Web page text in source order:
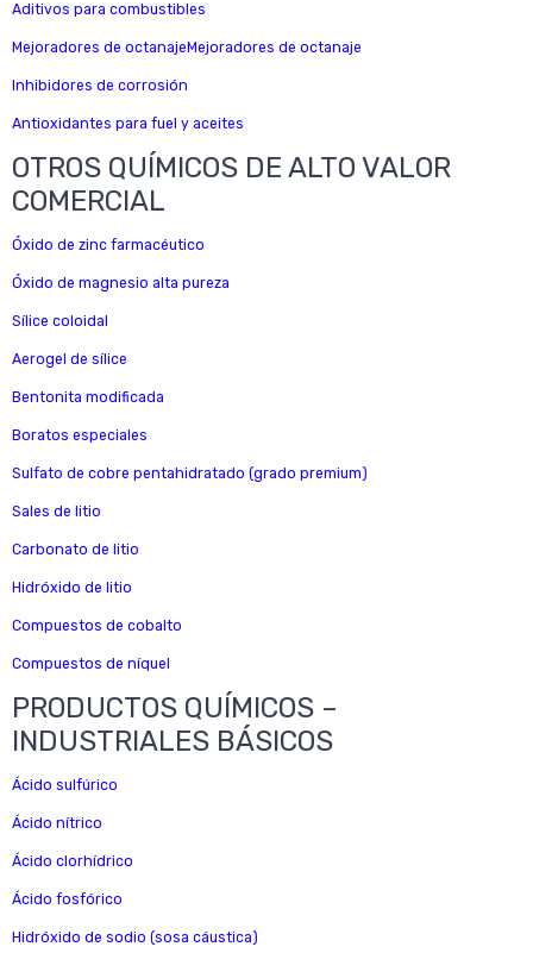
Aditivos para combustibles
Mejoradores de octanajeMejoradores de octanaje
Inhibidores de corrosión
Antioxidantes para fuel y aceites
OTROS QUÍMICOS DE ALTO VALOR
COMERCIAL
Óxido de zinc farmacéutico
Óxido de magnesio alta pureza
Sílice coloidal
Aerogel de sílice
Bentonita modificada
Boratos especiales
Sulfato de cobre pentahidratado (grado premium)
Sales de litio
Carbonato de litio
Hidróxido de litio
Compuestos de cobalto
Compuestos de níquel
PRODUCTOS QUÍMICOS –
INDUSTRIALES BÁSICOS
Ácido sulfúrico
Ácido nítrico
Ácido clorhídrico
Ácido fosfórico
Hidróxido de sodio (sosa cáustica)